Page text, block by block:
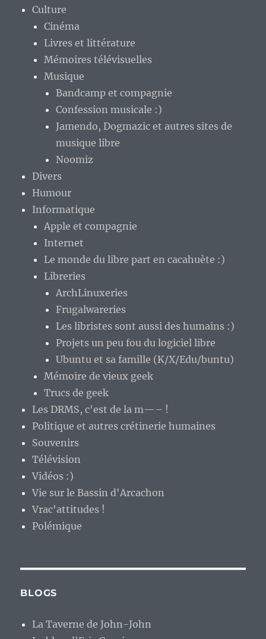
Culture
Cinéma
Livres et littérature
Mémoires télévisuelles
Musique
Bandcamp et compagnie
Confession musicale :)
Jamendo, Dogmazic et autres sites de
musique libre
Noomiz
Divers
Humour
Informatique
Apple et compagnie
Internet
Le monde du libre part en cacahuète :)
Libreries
ArchLinuxeries
Frugalwareries
Les libristes sont aussi des humains :)
Projets un peu fou du logiciel libre
Ubuntu et sa famille (K/X/Edu/buntu)
Mémoire de vieux geek
Trucs de geek
Les DRMS, c'est de la m—– !
Politique et autres crétinerie humaines
Souvenirs
Télévision
Vidéos :)
Vie sur le Bassin d'Arcachon
Vrac'attitudes !
Polémique
BLOGS
La Taverne de John-John